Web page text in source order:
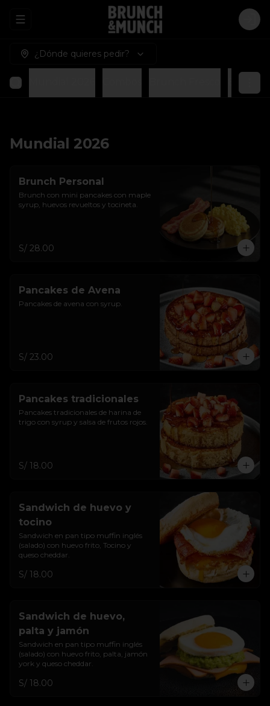
Abrir menu de navegación
¿Dónde quieres pedir?
Mundial 2026
Brunch Personal
Brunch con mini pancakes con maple
syrup, huevos revueltos y tocineta.
S/ 28.00
Pancakes de Avena
Pancakes de avena con syrup.
S/ 23.00
Pancakes tradicionales
Pancakes tradicionales de harina de
trigo con syrup y salsa de frutos rojos.
S/ 18.00
Sandwich de huevo y
tocino
Sandwich en pan tipo muffin inglés
(salado) con huevo frito, Tocino y
queso cheddar.
S/ 18.00
Sandwich de huevo,
palta y jamón
Sandwich en pan tipo muffin inglés
(salado) con huevo frito, palta, jamón
york y queso cheddar.
S/ 18.00